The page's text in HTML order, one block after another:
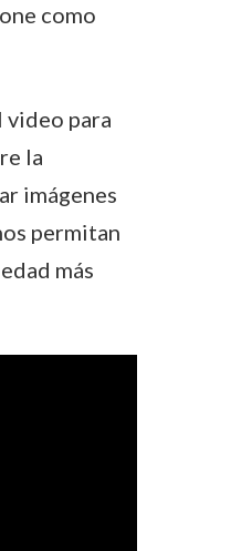
como
video para
la
imágenes
permitan
más